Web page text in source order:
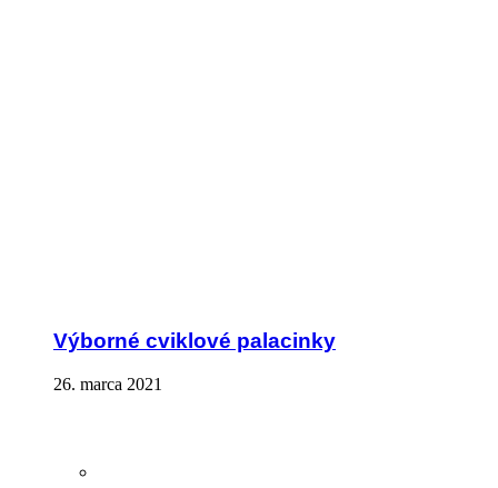
Výborné cviklové palacinky
26. marca 2021